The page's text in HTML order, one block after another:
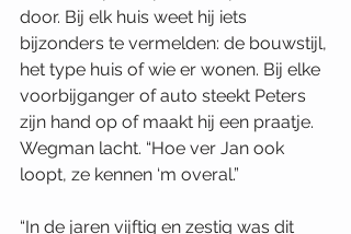
door. Bij elk huis weet hij iets
bijzonders te vermelden: de bouwstijl,
het type huis of wie er wonen. Bij elke
voorbijganger of auto steekt Peters
zijn hand op of maakt hij een praatje.
Wegman lacht. “Hoe ver Jan ook
loopt, ze kennen ‘m overal.”
“In de jaren vijftig en zestig was dit